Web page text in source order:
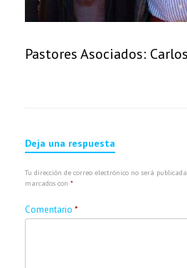
Pastores Asociados:
Deja una respuesta
Tu dirección de correo electrónico no será publicada.
marcados con *
Comentario *